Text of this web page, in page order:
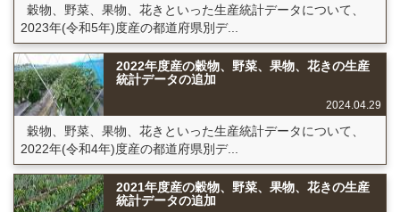
穀物、野菜、果物、花きといった生産統計データについて、
2023年(令和5年)度産の都道府県別デ...
2022年度産の穀物、野菜、果物、花きの生産
統計データの追加
2024.04.29
穀物、野菜、果物、花きといった生産統計データについて、
2022年(令和4年)度産の都道府県別デ...
2021年度産の穀物、野菜、果物、花きの生産
統計データの追加